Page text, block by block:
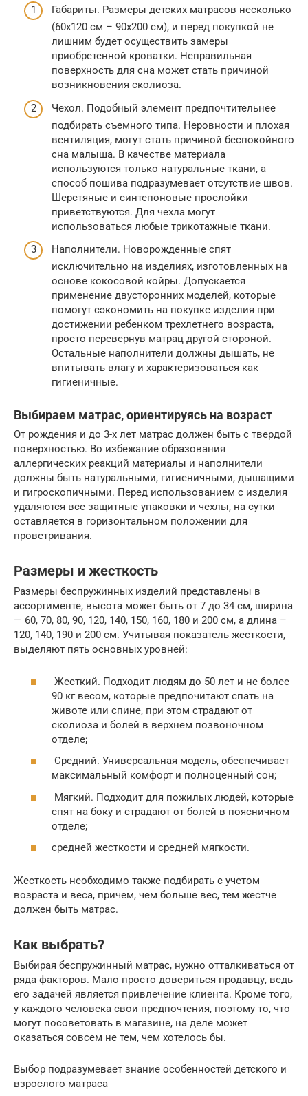
Габариты. Размеры детских матрасов несколько
(60х120 см – 90х200 см), и перед покупкой не
лишним будет осуществить замеры
приобретенной кроватки. Неправильная
поверхность для сна может стать причиной
возникновения сколиоза.
Чехол. Подобный элемент предпочтительнее
подбирать съемного типа. Неровности и плохая
вентиляция, могут стать причиной беспокойного
сна малыша. В качестве материала
используются только натуральные ткани, а
способ пошива подразумевает отсутствие швов.
Шерстяные и синтепоновые прослойки
приветствуются. Для чехла могут
использоваться любые трикотажные ткани.
Наполнители. Новорожденные спят
исключительно на изделиях, изготовленных на
основе кокосовой койры. Допускается
применение двусторонних моделей, которые
помогут сэкономить на покупке изделия при
достижении ребенком трехлетнего возраста,
просто перевернув матрац другой стороной.
Остальные наполнители должны дышать, не
впитывать влагу и характеризоваться как
гигиеничные.
Выбираем матрас, ориентируясь на возраст
От рождения и до 3-х лет матрас должен быть с твердой
поверхностью. Во избежание образования
аллергических реакций материалы и наполнители
должны быть натуральными, гигиеничными, дышащими
и гигроскопичными. Перед использованием с изделия
удаляются все защитные упаковки и чехлы, на сутки
оставляется в горизонтальном положении для
проветривания.
Размеры и жесткость
Размеры беспружинных изделий представлены в
ассортименте, высота может быть от 7 до 34 см, ширина
— 60, 70, 80, 90, 120, 140, 150, 160, 180 и 200 см, а длина –
120, 140, 190 и 200 см. Учитывая показатель жесткости,
выделяют пять основных уровней:
Жесткий. Подходит людям до 50 лет и не более
90 кг весом, которые предпочитают спать на
животе или спине, при этом страдают от
сколиоза и болей в верхнем позвоночном
отделе;
Средний. Универсальная модель, обеспечивает
максимальный комфорт и полноценный сон;
Мягкий. Подходит для пожилых людей, которые
спят на боку и страдают от болей в поясничном
отделе;
средней жесткости и средней мягкости.
Жесткость необходимо также подбирать с учетом
возраста и веса, причем, чем больше вес, тем жестче
должен быть матрас.
Как выбрать?
Выбирая беспружинный матрас, нужно отталкиваться от
ряда факторов. Мало просто довериться продавцу, ведь
его задачей является привлечение клиента. Кроме того,
у каждого человека свои предпочтения, поэтому то, что
могут посоветовать в магазине, на деле может
оказаться совсем не тем, чем хотелось бы.
Выбор подразумевает знание особенностей детского и
взрослого матраса